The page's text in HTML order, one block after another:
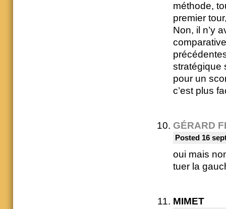
méthode,
premier
Non, il n’y
stratégique
pour un
c’est plus
GÉRARD
Posted 16
oui mais
tuer la
MIMET